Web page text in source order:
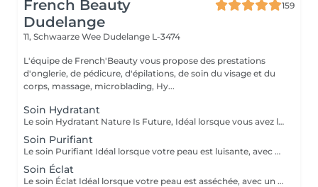
French Beauty
Dudelange
159
11, Schwaarze Wee Dudelange L-3474
L'équipe de French'Beauty vous propose des prestations
d'onglerie, de pédicure, d'épilations, de soin du visage et du
corps, massage, microblading, Hy...
Soin Hydratant
Le soin Hydratant Nature Is Future, Idéal lorsque vous avez la sensation de peau qui tire, d'inconfort, squames. Votre peau sera plus lumineuse et plus agréable.
Soin Purifiant
Le soin Purifiant Idéal lorsque votre peau est luisante, avec des boutons et/ou des points noirs. Votre peau sera purifiée, assainie et votre sécrétion de sébum régulée.
Soin Éclat
Le soin Éclat Idéal lorsque votre peau est asséchée, avec un teint terne, poches/cernes. Votre peau sera revitalisée, relipidée et décongestionnée et beaucoup plus éclatante !